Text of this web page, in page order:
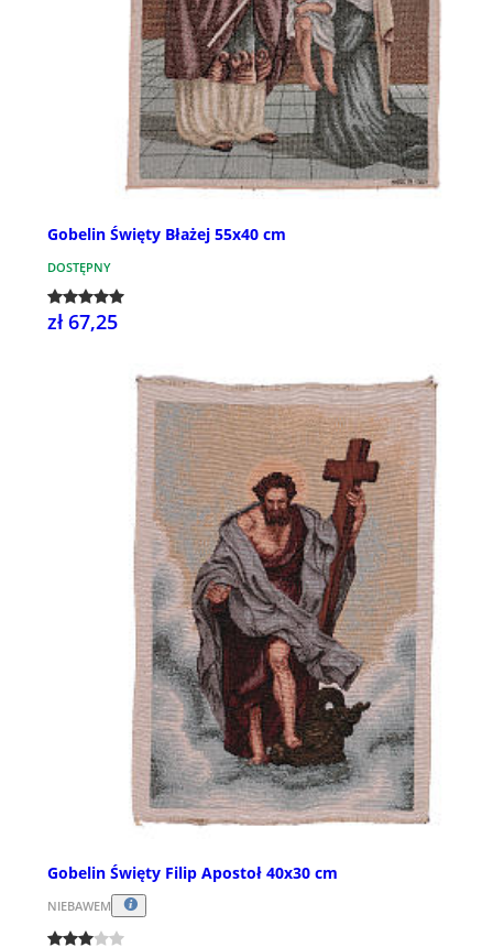
Gobelin Święty Błażej 55x40 cm
DOSTĘPNY
zł 67,25
Gobelin Święty Filip Apostoł 40x30 cm
NIEBAWEM